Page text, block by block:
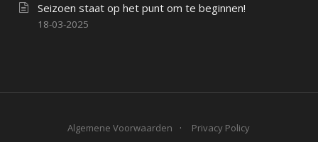
Seizoen staat op het punt om te beginnen!
18-03-2025
Algemene Voorwaarden Privacy Policy